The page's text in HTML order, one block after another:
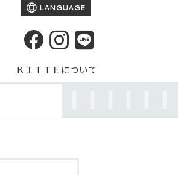
LANGUAGE
ＫＩＴＴＥについて